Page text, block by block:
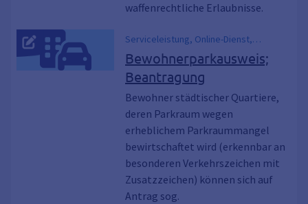
waffenrechtliche Erlaubnisse.
Serviceleistung, Online-Dienst,
Anwohnerparkausweis,
Anwohnerparkbereich,
Anwohnerparken, Anwohnerparkfläche,
Bewohnerparkberechtigung,
Bewohnerparkplatz,
Bewohnerparkplätze,
Bewohnerparkzone, Parkausweis,
Parkerlaubnis, parken,
Anwohnerausweis , Bewohner,
Bewohnerparken
Bewohnerparkausweis;
Beantragung
Bewohner städtischer Quartiere,
deren Parkraum wegen
erheblichem Parkraummangel
bewirtschaftet wird (erkennbar an
besonderen Verkehrszeichen mit
Zusatzzeichen) können sich auf
Antrag sog.